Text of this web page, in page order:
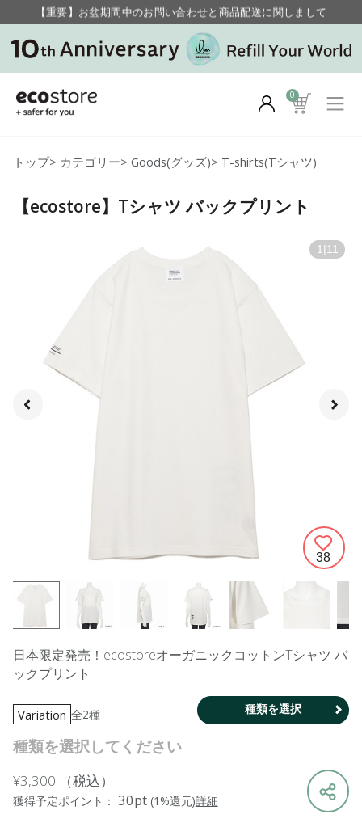
【重要】お盆期間中のお問い合わせと商品配送に関しまして
毎月お得にポイントが貯まる！ “月のポイントアップデー”
0
トップ> カテゴリー> Goods(グッズ)> T-shirts(Tシャツ)
【ecostore】Tシャツ バックプリント
1 | 11
38
日本限定発売！ecostoreオーガニックコットンTシャツ バ
ックプリント
Variation 全2種 種類を選択
種類を選択してください
¥3,300 （税込）
獲得予定ポイント： 30pt (1%還元)詳細